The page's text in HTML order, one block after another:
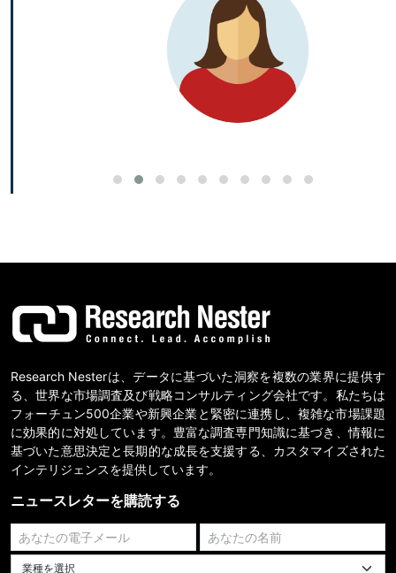
Research Nesterは、データに基づいた洞察を複数の業界に提供す
る、世界な市場調査及び戦略コンサルティング会社です。私たちは
フォーチュン500企業や新興企業と緊密に連携し、複雑な市場課題
に効果的に対処しています。豊富な調査専門知識に基づき、情報に
基づいた意思決定と長期的な成長を支援する、カスタマイズされた
インテリジェンスを提供しています。
ニュースレターを購読する
業種を選択してください